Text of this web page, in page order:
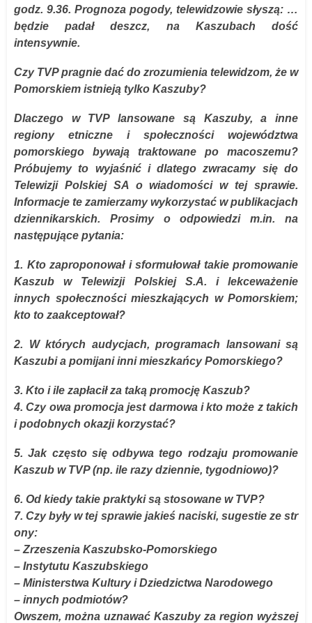
godz. 9.36. Prognoza pogody, telewidzowie słyszą: …
będzie padał deszcz, na Kaszubach dość
intensywnie.
Czy TVP pragnie dać do zrozumienia telewidzom, że w
Pomorskiem istnieją tylko Kaszuby?
Dlaczego w TVP lansowane są Kaszuby, a inne
regiony etniczne i społeczności województwa
pomorskiego bywają traktowane po macoszemu?
Próbujemy to wyjaśnić i dlatego zwracamy się do
Telewizji Polskiej SA o wiadomości w tej sprawie.
Informacje te zamierzamy wykorzystać w publikacjach
dziennikarskich. Prosimy o odpowiedzi m.in. na
następujące pytania:
1. Kto zaproponował i sformułował takie promowanie
Kaszub w Telewizji Polskiej S.A. i lekceważenie
innych społeczności mieszkających w Pomorskiem;
kto to zaakceptował?​
2. W których audycjach, programach lansowani są
Kaszubi a pomijani inni mieszkańcy Pomorskiego?
3. Kto i ile zapłacił za taką promocję Kaszub?
4. Czy owa promocja jest darmowa i kto może z takich
i podobnych okazji korzystać?
5. Jak często się odbywa tego rodzaju promowanie
Kaszub w TVP (np. ile razy dziennie, tygodniowo)?
6. Od kiedy takie praktyki są stosowane w TVP?
7. Czy były w tej sprawie jakieś naciski, sugestie ze str
ony:
– Zrzeszenia Kaszubsko-Pomorskiego
– Instytutu Kaszubskiego
– Ministerstwa Kultury i Dziedzictwa Narodowego
– innych podmiotów?
Owszem, można uznawać Kaszuby za region wyższej